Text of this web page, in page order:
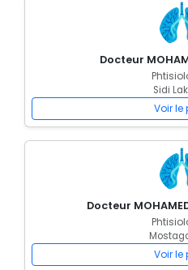
Docteur
Sidi
Voir le
Docteur
Voir le